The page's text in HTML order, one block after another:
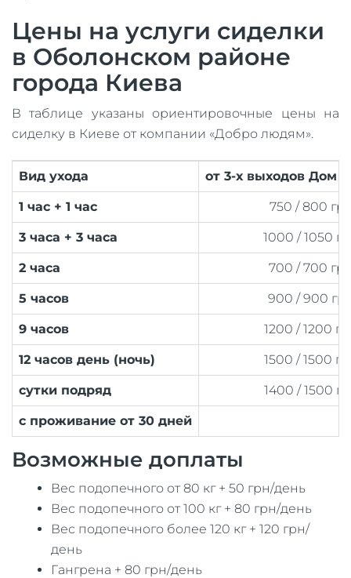
Цены на услуги сиделки
в Оболонском районе
города Киева
В таблице указаны ориентировочные цены на
сиделку в Киеве от компании «Добро людям».
Вид ухода от 3-х выходов Дом /
1 час + 1 час 750 / 800
3 часа + 3 часа 1000 / 1050
2 часа 700 / 700
5 часов 900 / 900
9 часов 1200 / 1200
12 часов день (ночь) 1500 / 1500
сутки подряд 1400 / 1500
с проживание от 30 дней
Возможные доплаты
Вес подопечного от 80 кг + 50 грн/день
Вес подопечного от 100 кг + 80 грн/день
Вес подопечного более 120 кг + 120 грн/
день
Гангрена + 80 грн/день